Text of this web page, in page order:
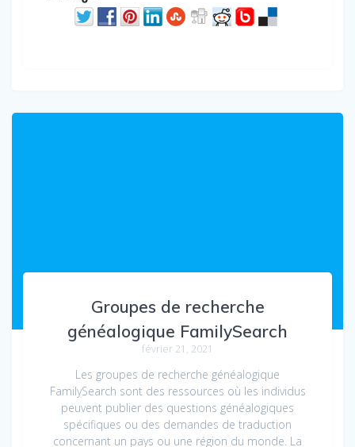
Groupes de recherche
généalogique FamilySearch
février 21, 2021
Les groupes de recherche généalogique
FamilySearch sont des ressources où les individus
peuvent publier des questions généalogiques
spécifiques ou des demandes de traduction
concernant un pays ou une région du monde. La